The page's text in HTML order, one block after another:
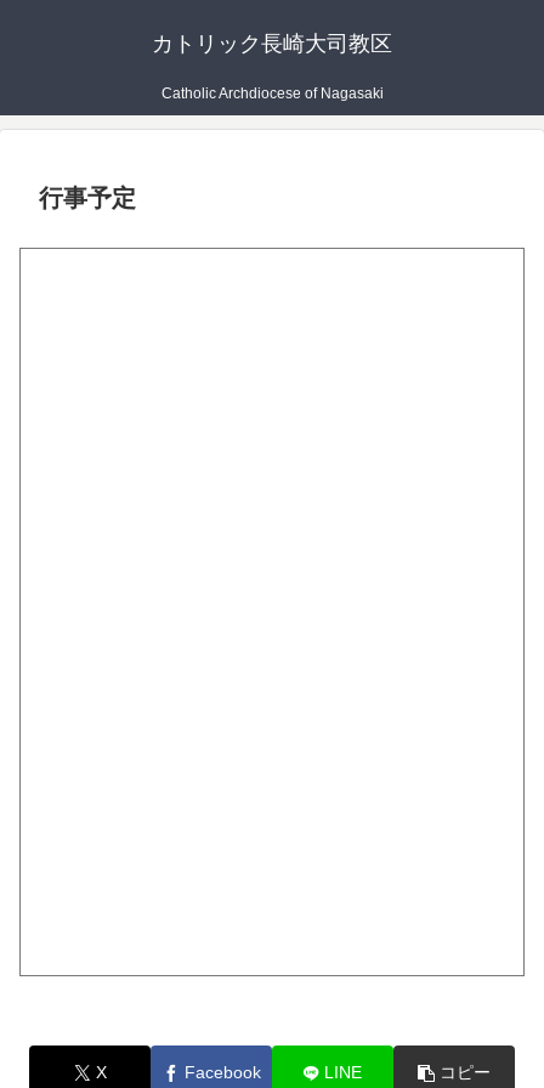
カトリック長崎大司教区
Catholic Archdiocese of Nagasaki
行事予定
X Facebook LINE コピー